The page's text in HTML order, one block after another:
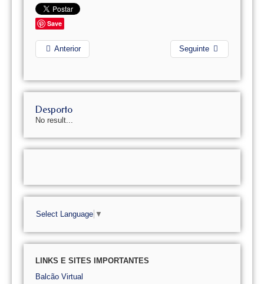
Save
Anterior Seguinte
Desporto
No result...
Select Language ▼
LINKS E SITES IMPORTANTES
Balcão Virtual